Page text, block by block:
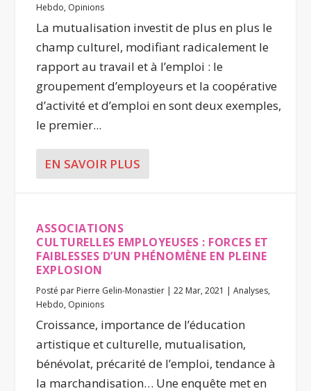
Hebdo, Opinions
La mutualisation investit de plus en plus le
champ culturel, modifiant radicalement le
rapport au travail et à l’emploi : le
groupement d’employeurs et la coopérative
d’activité et d’emploi en sont deux exemples,
le premier...
EN SAVOIR PLUS
ASSOCIATIONS
CULTURELLES EMPLOYEUSES : FORCES ET
FAIBLESSES D’UN PHÉNOMÈNE EN PLEINE
EXPLOSION
Posté par Pierre Gelin-Monastier |22 Mar, 2021 |Analyses,
Hebdo, Opinions
Croissance, importance de l’éducation
artistique et culturelle, mutualisation,
bénévolat, précarité de l’emploi, tendance à
la marchandisation… Une enquête met en